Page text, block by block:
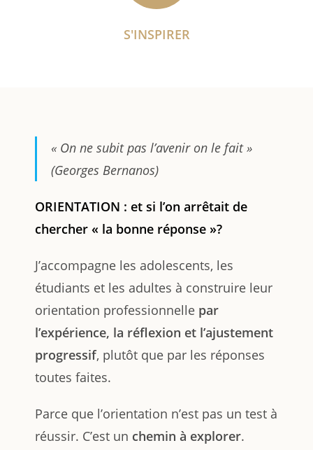
S'INSPIRER
« On ne subit pas l’avenir on le fait»
(Georges Bernanos)
ORIENTATION : et si l’on arrêtait de
chercher « la bonne réponse »?
J’accompagne les adolescents, les
étudiants et les adultes à construire leur
orientation professionnelle par
l’expérience, la réflexion et l’ajustement
progressif, plutôt que par les réponses
toutes faites.
Parce que l’orientation n’est pas un test à
réussir. C’est un chemin à explorer.